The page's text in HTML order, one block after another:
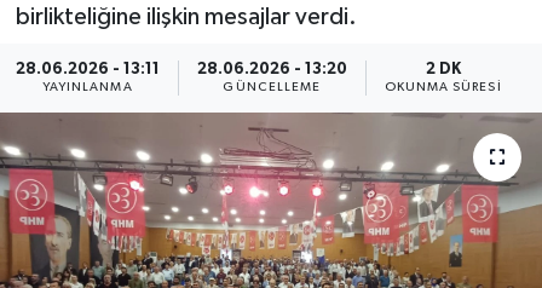
birlikteliğine ilişkin mesajlar verdi.
28.06.2026 - 13:11
YAYINLANMA
28.06.2026 - 13:20
GÜNCELLEME
2 DK
OKUNMA SÜRESI
Asayiş
Dünya
Eğitim
Sağlık
Magazin
Haber Arşivi